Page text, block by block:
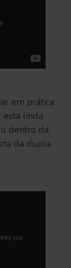
em prática
linda
dentro da
da dupla